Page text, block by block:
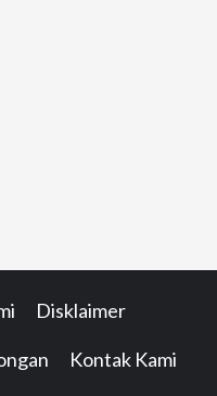
Disklaimer
Kontak Kami